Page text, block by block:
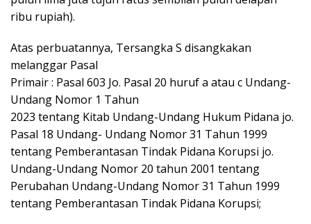
ribu rupiah).
Atas perbuatannya, Tersangka S disangkakan
melanggar Pasal
Primair : Pasal 603 Jo. Pasal 20 huruf a atau c Undang-
Undang Nomor 1 Tahun
2023 tentang Kitab Undang-Undang Hukum Pidana jo.
Pasal 18 Undang- Undang Nomor 31 Tahun 1999
tentang Pemberantasan Tindak Pidana Korupsi jo.
Undang-Undang Nomor 20 tahun 2001 tentang
Perubahan Undang-Undang Nomor 31 Tahun 1999
tentang Pemberantasan Tindak Pidana Korupsi;